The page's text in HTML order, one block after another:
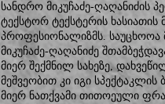
სანდრო მიკუჩაძე-ღაღანიძის
ტექსტორ ტექსტერის ხასიათის
პროფესიონალიზმს. საუცხოოა
მიკუჩაძე-ღაღანიძე
მიერ შექმნილ სახეზე,
მეშვეობით კი იგი
მიერ ნათქვამი თითოეული